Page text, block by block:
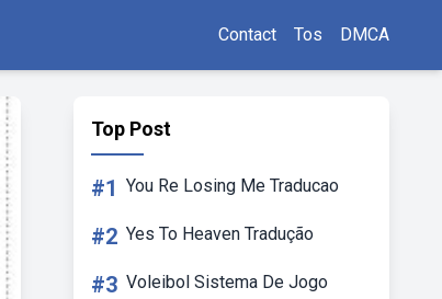
Contact Tos DMCA
Top Post
#1 You Re Losing Me Traducao
#2 Yes To Heaven Tradução
#3 Voleibol Sistema De Jogo